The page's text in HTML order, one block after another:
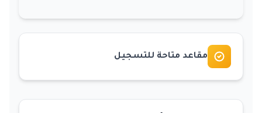
مقاعد متاحة للتسجيل